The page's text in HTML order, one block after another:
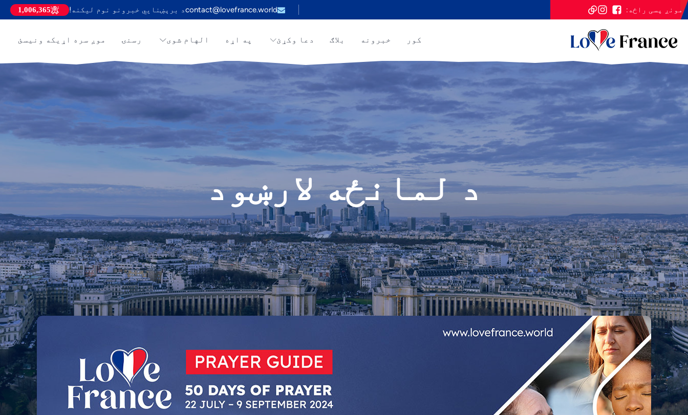
مونږ پسی راځه: contact@lovefrance.worldد برېښنايي خبرونو نوم لیکنه! 1,006,365
کور خبرونه بلاګ دعا وکړئ په اړه الهام شوی رسنۍ موږ سره اړیکه ونیسئ
د لمانځه لارښود